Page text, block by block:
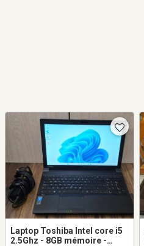
Laptop Toshiba Intel core i5
2.5Ghz - 8GB mémoire -